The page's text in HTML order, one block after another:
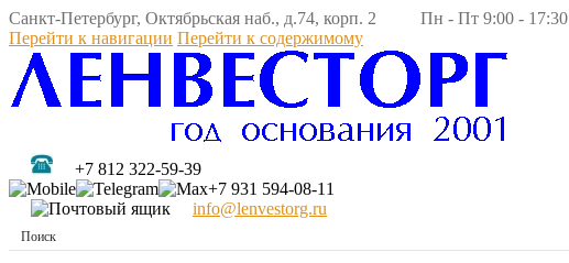
Санкт-Петербург, Октябрьская наб., д.74, корп. 2 Пн - Пт 9:00 - 17:30
Перейти к навигации Перейти к содержимому
+7 812 322-59-39
+7 931 594-08-11
info@lenvestorg.ru